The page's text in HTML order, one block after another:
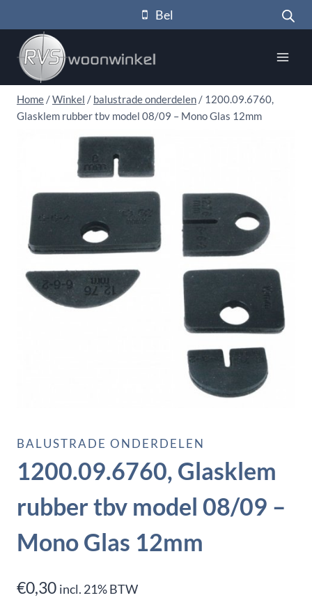
naar
inhoud
Bel
Home /Winkel / balustrade onderdelen / 1200.09.6760,
Glasklem rubber tbv model 08/09 – Mono Glas 12mm
BALUSTRADE ONDERDELEN
1200.09.6760, Glasklem
rubber tbv model 08/09 –
Mono Glas 12mm
€0,30 incl. 21% BTW